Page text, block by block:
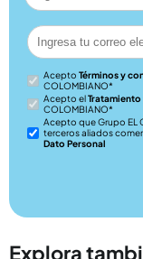
Acepto Términos y
COLOMBIANO*
Acepto elTratamiento
COLOMBIANO*
Acepto queGrupo EL
terceros aliados
Dato Personal
Explora